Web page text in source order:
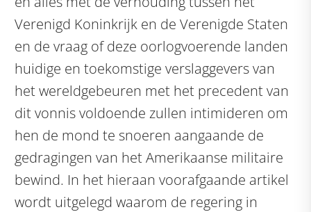
Verenigd Koninkrijk en de Verenigde Staten
en de vraag of deze oorlogvoerende landen
huidige en toekomstige verslaggevers van
het wereldgebeuren met het precedent van
dit vonnis voldoende zullen intimideren om
hen de mond te snoeren aangaande de
gedragingen van het Amerikaanse militaire
bewind. In het hieraan voorafgaande artikel
wordt uitgelegd waarom de regering in